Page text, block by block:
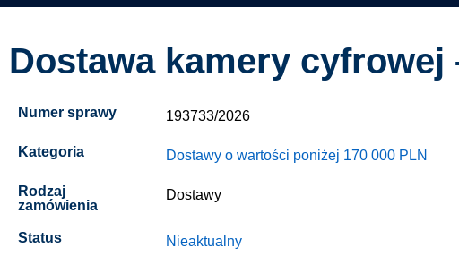
Dostawa kamery cyfrowej
Numer sprawy 193733/2026
Kategoria Dostawy o wartości poniżej 170 000 PLN
Rodzaj
zamówienia
Dostawy
Status Nieaktualny